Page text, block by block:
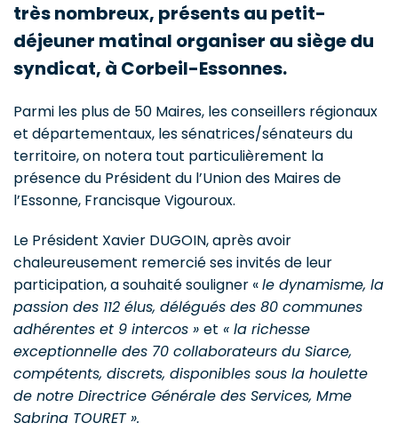
très nombreux, présents au petit-
déjeuner matinal organiser au siège du
syndicat, à Corbeil-Essonnes.
Parmi les plus de 50 Maires, les conseillers régionaux
et départementaux, les sénatrices/sénateurs du
territoire, on notera tout particulièrement la
présence du Président du l’Union des Maires de
l’Essonne, Francisque Vigouroux.
Le Président Xavier DUGOIN, après avoir
chaleureusement remercié ses invités de leur
participation, a souhaité souligner «le dynamisme, la
passion des 112 élus, délégués des 80 communes
adhérentes et 9 intercos » et « la richesse
exceptionnelle des 70 collaborateurs du Siarce,
compétents, discrets, disponibles sous la houlette
de notre Directrice Générale des Services, Mme
Sabrina TOURET ».